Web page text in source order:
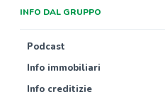
INFO DAL GRUPPO
Podcast
Info immobiliari
Info creditizie